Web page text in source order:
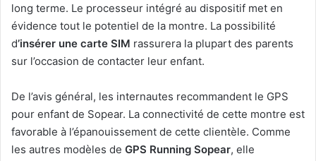
long terme. Le processeur intégré au dispositif met en
évidence tout le potentiel de la montre. La possibilité
d’insérer une carte SIM rassurera la plupart des parents
sur l’occasion de contacter leur enfant.
De l’avis général, les internautes recommandent le GPS
pour enfant de Sopear. La connectivité de cette montre est
favorable à l’épanouissement de cette clientèle. Comme
les autres modèles de GPS Running Sopear, elle